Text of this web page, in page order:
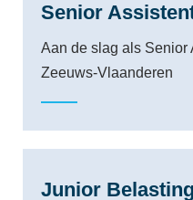
Senior
Aan de slag als Senior
Zeeuws-Vlaanderen
Junior